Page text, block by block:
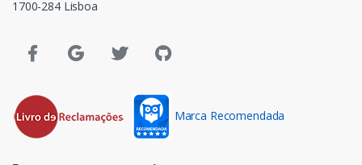
1700-284 Lisboa
Marca Recomendada